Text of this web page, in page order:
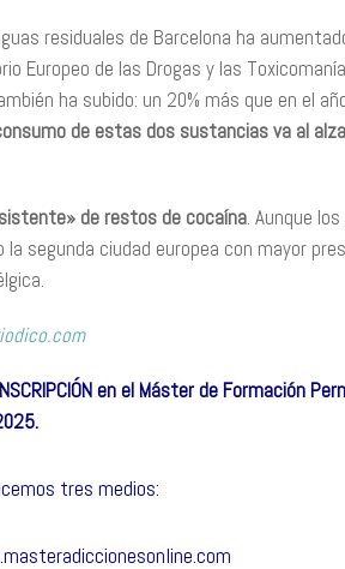
residuales de Barcelona ha
Europeo de las Drogas y las
ha subido: un 20% más que en el
de estas dos sustancias va al alza
de restos de cocaína. Aunque
segunda ciudad europea con mayor
INSCRIPCIÓN en el Máster de Formación
tres medios: